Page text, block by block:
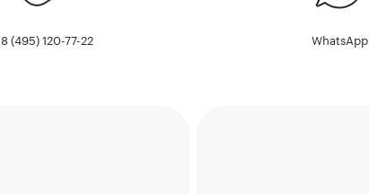
8 (495) 120-77-22 WhatsApp